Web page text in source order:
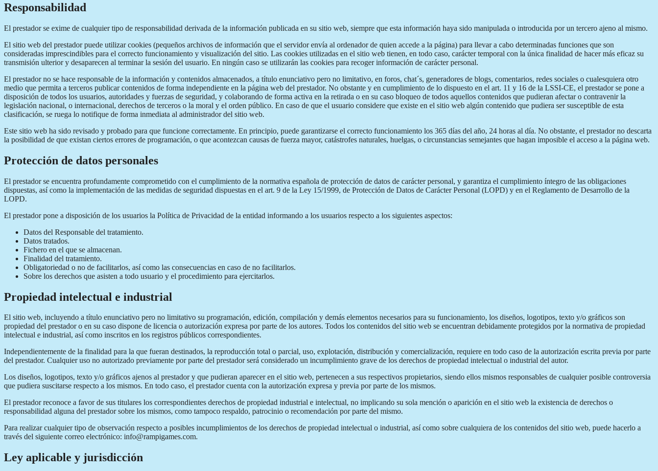
Responsabilidad
El prestador se exime de cualquier tipo de responsabilidad derivada de la información publicada en su sitio web, siempre que esta información haya sido manipulada o introducida por un tercero ajeno al mismo.
El sitio web del prestador puede utilizar cookies (pequeños archivos de información que el servidor envía al ordenador de quien accede a la página) para llevar a cabo determinadas funciones que son
consideradas imprescindibles para el correcto funcionamiento y visualización del sitio. Las cookies utilizadas en el sitio web tienen, en todo caso, carácter temporal con la única finalidad de hacer más eficaz su
transmisión ulterior y desaparecen al terminar la sesión del usuario. En ningún caso se utilizarán las cookies para recoger información de carácter personal.
El prestador no se hace responsable de la información y contenidos almacenados, a título enunciativo pero no limitativo, en foros, chat´s, generadores de blogs, comentarios, redes sociales o cualesquiera otro
medio que permita a terceros publicar contenidos de forma independiente en la página web del prestador. No obstante y en cumplimiento de lo dispuesto en el art. 11 y 16 de la LSSI-CE, el prestador se pone a
disposición de todos los usuarios, autoridades y fuerzas de seguridad, y colaborando de forma activa en la retirada o en su caso bloqueo de todos aquellos contenidos que pudieran afectar o contravenir la
legislación nacional, o internacional, derechos de terceros o la moral y el orden público. En caso de que el usuario considere que existe en el sitio web algún contenido que pudiera ser susceptible de esta
clasificación, se ruega lo notifique de forma inmediata al administrador del sitio web.
Este sitio web ha sido revisado y probado para que funcione correctamente. En principio, puede garantizarse el correcto funcionamiento los 365 días del año, 24 horas al día. No obstante, el prestador no descarta
la posibilidad de que existan ciertos errores de programación, o que acontezcan causas de fuerza mayor, catástrofes naturales, huelgas, o circunstancias semejantes que hagan imposible el acceso a la página web.
Protección de datos personales
El prestador se encuentra profundamente comprometido con el cumplimiento de la normativa española de protección de datos de carácter personal, y garantiza el cumplimiento íntegro de las obligaciones
dispuestas, así como la implementación de las medidas de seguridad dispuestas en el art. 9 de la Ley 15/1999, de Protección de Datos de Carácter Personal (LOPD) y en el Reglamento de Desarrollo de la
LOPD.
El prestador pone a disposición de los usuarios la Política de Privacidad de la entidad informando a los usuarios respecto a los siguientes aspectos:
Datos del Responsable del tratamiento.
Datos tratados.
Fichero en el que se almacenan.
Finalidad del tratamiento.
Obligatoriedad o no de facilitarlos, así como las consecuencias en caso de no facilitarlos.
Sobre los derechos que asisten a todo usuario y el procedimiento para ejercitarlos.
Propiedad intelectual e industrial
El sitio web, incluyendo a título enunciativo pero no limitativo su programación, edición, compilación y demás elementos necesarios para su funcionamiento, los diseños, logotipos, texto y/o gráficos son
propiedad del prestador o en su caso dispone de licencia o autorización expresa por parte de los autores. Todos los contenidos del sitio web se encuentran debidamente protegidos por la normativa de propiedad
intelectual e industrial, así como inscritos en los registros públicos correspondientes.
Independientemente de la finalidad para la que fueran destinados, la reproducción total o parcial, uso, explotación, distribución y comercialización, requiere en todo caso de la autorización escrita previa por parte
del prestador. Cualquier uso no autorizado previamente por parte del prestador será considerado un incumplimiento grave de los derechos de propiedad intelectual o industrial del autor.
Los diseños, logotipos, texto y/o gráficos ajenos al prestador y que pudieran aparecer en el sitio web, pertenecen a sus respectivos propietarios, siendo ellos mismos responsables de cualquier posible controversia
que pudiera suscitarse respecto a los mismos. En todo caso, el prestador cuenta con la autorización expresa y previa por parte de los mismos.
El prestador reconoce a favor de sus titulares los correspondientes derechos de propiedad industrial e intelectual, no implicando su sola mención o aparición en el sitio web la existencia de derechos o
responsabilidad alguna del prestador sobre los mismos, como tampoco respaldo, patrocinio o recomendación por parte del mismo.
Para realizar cualquier tipo de observación respecto a posibles incumplimientos de los derechos de propiedad intelectual o industrial, así como sobre cualquiera de los contenidos del sitio web, puede hacerlo a
través del siguiente correo electrónico: info@rampigames.com.
Ley aplicable y jurisdicción